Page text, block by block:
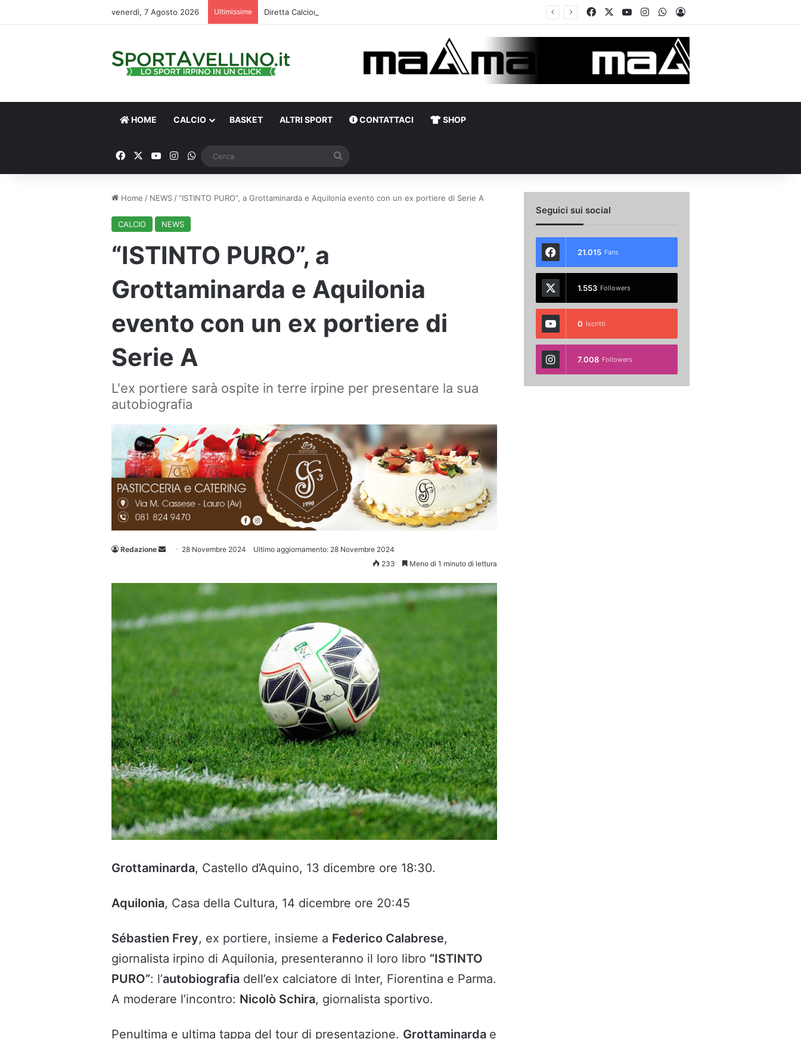
venerdì, 7 Agosto 2026 Ultimissime Diretta Calciomercato Avellino e Serie B, trattative e ufficialità FacebookYou TubeInstagramWhatsApp
Accedi
HOME CALCIO BASKET ALTRI SPORT CONTATTACI SHOP
FacebookYou TubeInstagram
WhatsApp
Home / NEWS /“ISTINTO PURO”, a Grottaminarda e Aquilonia evento con un ex portiere di Serie A
CALCIO NEWS
“ISTINTO PURO”, a
Grottaminarda e Aquilonia
evento con un ex portiere di
Serie A
L'ex portiere sarà ospite in terre irpine per presentare la sua
autobiografia
Redazione
Invia 28 Novembre 2024
Ultimo aggiornamento: 28 Novembre 2024
233
Meno di 1 minuto di lettura
Grottaminarda, Castello d’Aquino, 13 dicembre ore 18:30.
Aquilonia, Casa della Cultura, 14 dicembre ore 20:45
Sébastien Frey, ex portiere, insieme a Federico Calabrese,
giornalista irpino di Aquilonia, presenteranno il loro libro “ISTINTO
PURO”: l’autobiografia dell’ex calciatore di Inter, Fiorentina e Parma.
A moderare l’incontro: Nicolò Schira, giornalista sportivo.
Penultima e ultima tappa del tour di presentazione. Grottaminarda e
Seguici sui social
21.015 Fans
1.553 Followers
0 Iscritti
7.008 Followers